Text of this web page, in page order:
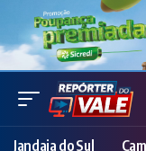
Jandaia do Sul